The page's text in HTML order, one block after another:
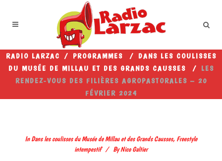
RADIO LARZAC / PROGRAMMES / DANS LES COULISSES
DU MUSÉE DE MILLAU ET DES GRANDS CAUSSES
/ LES
RENDEZ-VOUS DES FILIÈRES AGROPASTORALES – 20
FÉVRIER 2024
In Dans les coulisses du Musée de Millau et des Grands Causses, Freestyle
intempestif
By Nico Galtier